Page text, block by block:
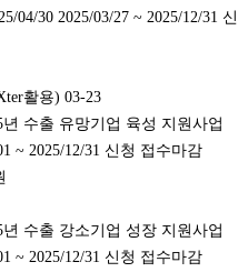
04/30 2025/03/27 ~ 2025/12/31 신
활용) 03-23
수출 유망기업 육성 지원사업
~ 2025/12/31 신청 접수마감
수출 강소기업 성장 지원사업
~ 2025/12/31 신청 접수마감